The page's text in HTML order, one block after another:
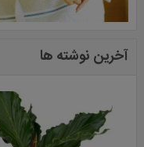
آخرین نوشته ها